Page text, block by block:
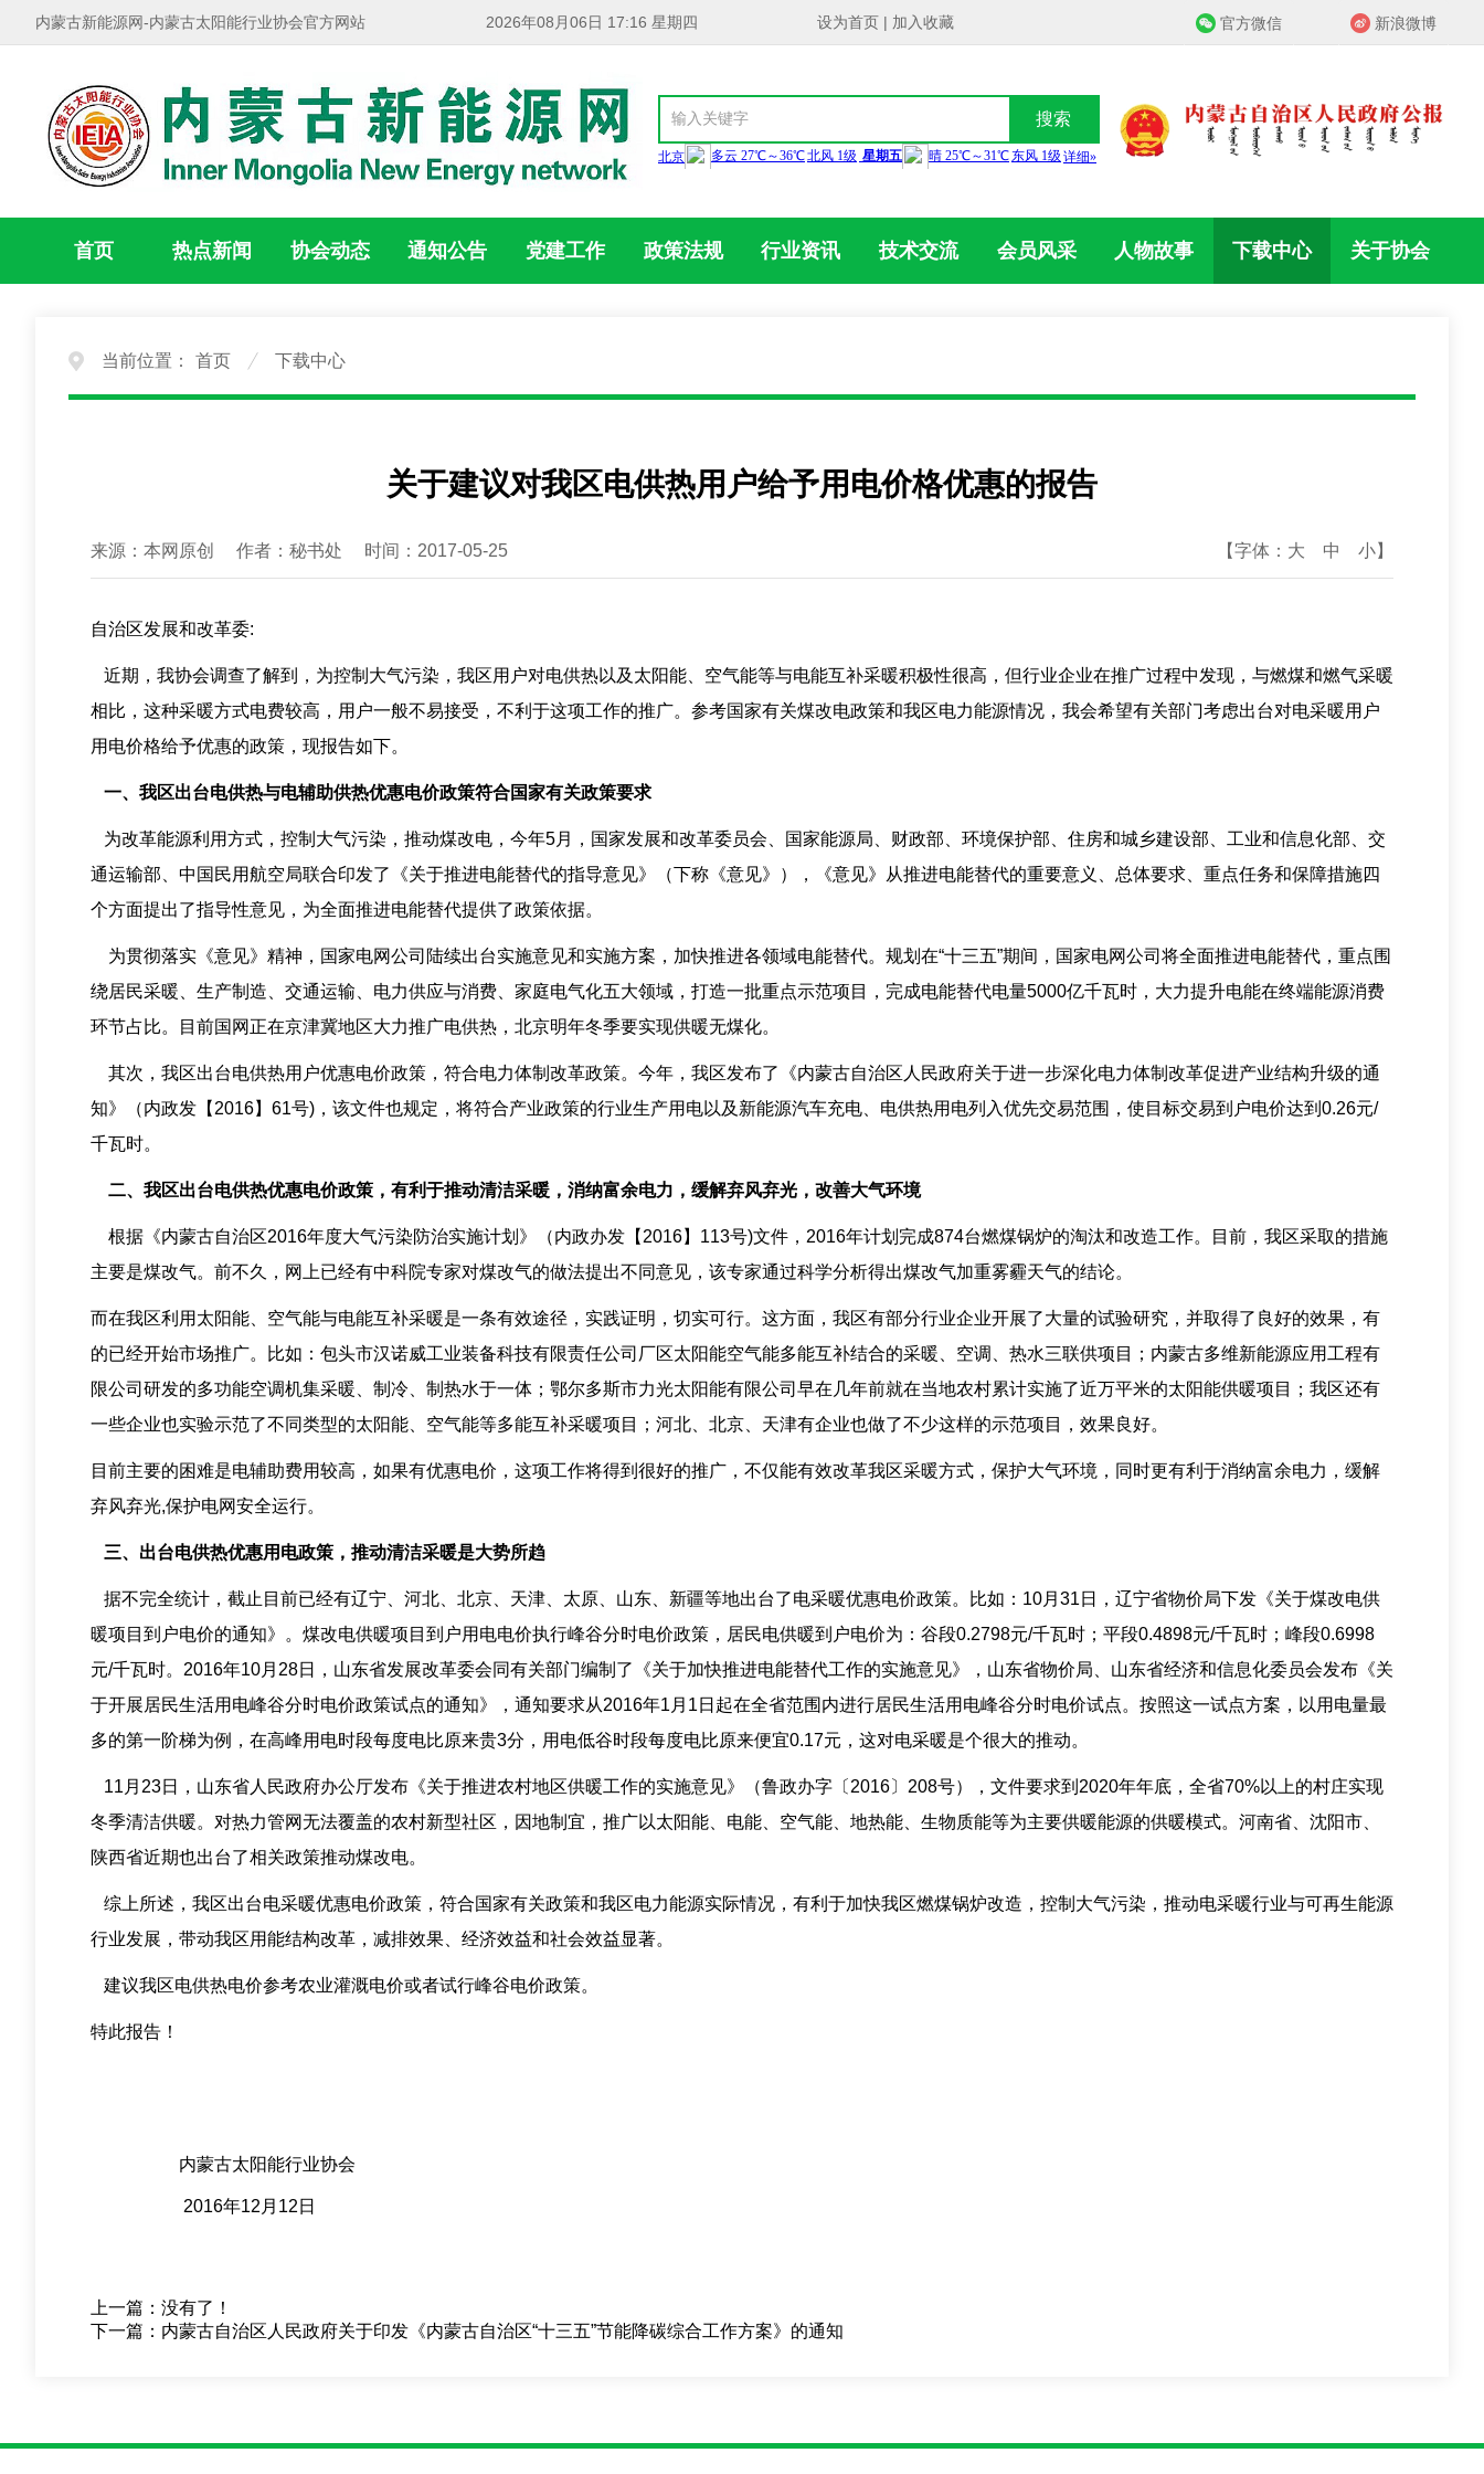
内蒙古新能源网-内蒙古太阳能行业协会官方网站 2026年08月06日 17:16 星期四 设为首页 | 加入收藏 官方微信 新浪微博
搜索
首页 热点新闻 协会动态 通知公告 党建工作 政策法规 行业资讯 技术交流 会员风采 人物故事 下载中心 关于协会
当前位置： 首页 下载中心
关于建议对我区电供热用户给予用电价格优惠的报告
来源：本网原创 作者：秘书处 时间：2017-05-25 【字体： 大 中 小】
自治区发展和改革委:
近期，我协会调查了解到，为控制大气污染，我区用户对电供热以及太阳能、空气能等与电能互补采暖积极性很高，但行业企业在推广过程中发现，与燃煤和燃气采暖
相比，这种采暖方式电费较高，用户一般不易接受，不利于这项工作的推广。参考国家有关煤改电政策和我区电力能源情况，我会希望有关部门考虑出台对电采暖用户
用电价格给予优惠的政策，现报告如下。
一、我区出台电供热与电辅助供热优惠电价政策符合国家有关政策要求
为改革能源利用方式，控制大气污染，推动煤改电，今年5月，国家发展和改革委员会、国家能源局、财政部、环境保护部、住房和城乡建设部、工业和信息化部、交
通运输部、中国民用航空局联合印发了《关于推进电能替代的指导意见》（下称《意见》），《意见》从推进电能替代的重要意义、总体要求、重点任务和保障措施四
个方面提出了指导性意见，为全面推进电能替代提供了政策依据。
为贯彻落实《意见》精神，国家电网公司陆续出台实施意见和实施方案，加快推进各领域电能替代。规划在“十三五”期间，国家电网公司将全面推进电能替代，重点围
绕居民采暖、生产制造、交通运输、电力供应与消费、家庭电气化五大领域，打造一批重点示范项目，完成电能替代电量5000亿千瓦时，大力提升电能在终端能源消费
环节占比。目前国网正在京津冀地区大力推广电供热，北京明年冬季要实现供暖无煤化。
其次，我区出台电供热用户优惠电价政策，符合电力体制改革政策。今年，我区发布了《内蒙古自治区人民政府关于进一步深化电力体制改革促进产业结构升级的通
知》（内政发【2016】61号)，该文件也规定，将符合产业政策的行业生产用电以及新能源汽车充电、电供热用电列入优先交易范围，使目标交易到户电价达到0.26元/
千瓦时。
二、我区出台电供热优惠电价政策，有利于推动清洁采暖，消纳富余电力，缓解弃风弃光，改善大气环境
根据《内蒙古自治区2016年度大气污染防治实施计划》（内政办发【2016】113号)文件，2016年计划完成874台燃煤锅炉的淘汰和改造工作。目前，我区采取的措施
主要是煤改气。前不久，网上已经有中科院专家对煤改气的做法提出不同意见，该专家通过科学分析得出煤改气加重雾霾天气的结论。
而在我区利用太阳能、空气能与电能互补采暖是一条有效途径，实践证明，切实可行。这方面，我区有部分行业企业开展了大量的试验研究，并取得了良好的效果，有
的已经开始市场推广。比如：包头市汉诺威工业装备科技有限责任公司厂区太阳能空气能多能互补结合的采暖、空调、热水三联供项目；内蒙古多维新能源应用工程有
限公司研发的多功能空调机集采暖、制冷、制热水于一体；鄂尔多斯市力光太阳能有限公司早在几年前就在当地农村累计实施了近万平米的太阳能供暖项目；我区还有
一些企业也实验示范了不同类型的太阳能、空气能等多能互补采暖项目；河北、北京、天津有企业也做了不少这样的示范项目，效果良好。
目前主要的困难是电辅助费用较高，如果有优惠电价，这项工作将得到很好的推广，不仅能有效改革我区采暖方式，保护大气环境，同时更有利于消纳富余电力，缓解
弃风弃光,保护电网安全运行。
三、出台电供热优惠用电政策，推动清洁采暖是大势所趋
据不完全统计，截止目前已经有辽宁、河北、北京、天津、太原、山东、新疆等地出台了电采暖优惠电价政策。比如：10月31日，辽宁省物价局下发《关于煤改电供
暖项目到户电价的通知》。煤改电供暖项目到户用电电价执行峰谷分时电价政策，居民电供暖到户电价为：谷段0.2798元/千瓦时；平段0.4898元/千瓦时；峰段0.6998
元/千瓦时。2016年10月28日，山东省发展改革委会同有关部门编制了《关于加快推进电能替代工作的实施意见》，山东省物价局、山东省经济和信息化委员会发布《关
于开展居民生活用电峰谷分时电价政策试点的通知》，通知要求从2016年1月1日起在全省范围内进行居民生活用电峰谷分时电价试点。按照这一试点方案，以用电量最
多的第一阶梯为例，在高峰用电时段每度电比原来贵3分，用电低谷时段每度电比原来便宜0.17元，这对电采暖是个很大的推动。
11月23日，山东省人民政府办公厅发布《关于推进农村地区供暖工作的实施意见》（鲁政办字〔2016〕208号），文件要求到2020年年底，全省70%以上的村庄实现
冬季清洁供暖。对热力管网无法覆盖的农村新型社区，因地制宜，推广以太阳能、电能、空气能、地热能、生物质能等为主要供暖能源的供暖模式。河南省、沈阳市、
陕西省近期也出台了相关政策推动煤改电。
综上所述，我区出台电采暖优惠电价政策，符合国家有关政策和我区电力能源实际情况，有利于加快我区燃煤锅炉改造，控制大气污染，推动电采暖行业与可再生能源
行业发展，带动我区用能结构改革，减排效果、经济效益和社会效益显著。
建议我区电供热电价参考农业灌溉电价或者试行峰谷电价政策。
特此报告！
内蒙古太阳能行业协会
2016年12月12日
上一篇： 没有了！
下一篇： 内蒙古自治区人民政府关于印发《内蒙古自治区“十三五”节能降碳综合工作方案》的通知